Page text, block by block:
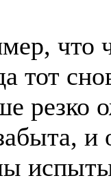
что
тот
резко